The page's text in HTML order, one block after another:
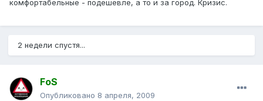
комфортабельные - подешевле, а то и за город. Кризис.
2 недели спустя...
FoS
Опубликовано 8 апреля, 2009